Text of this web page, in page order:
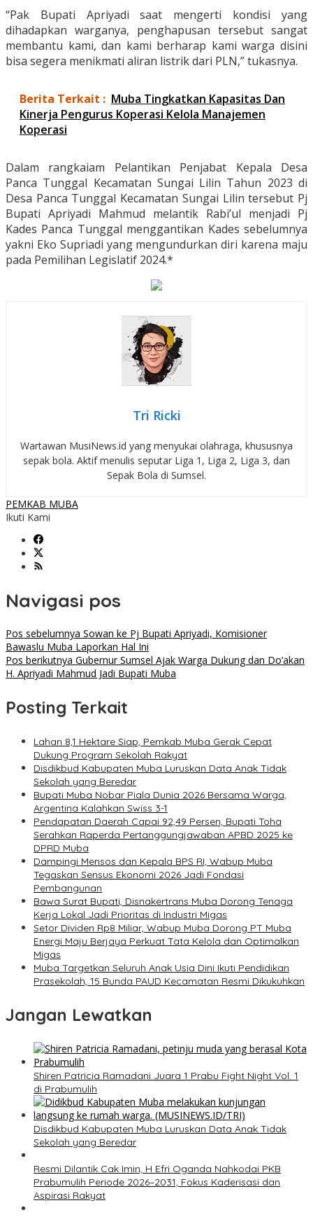
“Pak Bupati Apriyadi saat mengerti kondisi yang
dihadapkan warganya, penghapusan tersebut sangat
membantu kami, dan kami berharap kami warga disini
bisa segera menikmati aliran listrik dari PLN,” tukasnya.
Berita Terkait : Muba Tingkatkan Kapasitas Dan
Kinerja Pengurus Koperasi Kelola Manajemen
Koperasi
Dalam rangkaiam Pelantikan Penjabat Kepala Desa
Panca Tunggal Kecamatan Sungai Lilin Tahun 2023 di
Desa Panca Tunggal Kecamatan Sungai Lilin tersebut Pj
Bupati Apriyadi Mahmud melantik Rabi’ul menjadi Pj
Kades Panca Tunggal menggantikan Kades sebelumnya
yakni Eko Supriadi yang mengundurkan diri karena maju
pada Pemilihan Legislatif 2024.*
Tri Ricki
Wartawan MusiNews.id yang menyukai olahraga, khususnya
sepak bola. Aktif menulis seputar Liga 1, Liga 2, Liga 3, dan
Sepak Bola di Sumsel.
PEMKAB MUBA
Ikuti Kami
Navigasi pos
Pos sebelumnya Sowan ke Pj Bupati Apriyadi, Komisioner
Bawaslu Muba Laporkan Hal Ini
Pos berikutnya Gubernur Sumsel Ajak Warga Dukung dan Do’akan
H. Apriyadi Mahmud Jadi Bupati Muba
Posting Terkait
Lahan 8,1 Hektare Siap, Pemkab Muba Gerak Cepat
Dukung Program Sekolah Rakyat
Disdikbud Kabupaten Muba Luruskan Data Anak Tidak
Sekolah yang Beredar
Bupati Muba Nobar Piala Dunia 2026 Bersama Warga,
Argentina Kalahkan Swiss 3-1
Pendapatan Daerah Capai 92,49 Persen, Bupati Toha
Serahkan Raperda Pertanggungjawaban APBD 2025 ke
DPRD Muba
Dampingi Mensos dan Kepala BPS RI, Wabup Muba
Tegaskan Sensus Ekonomi 2026 Jadi Fondasi
Pembangunan
Bawa Surat Bupati, Disnakertrans Muba Dorong Tenaga
Kerja Lokal Jadi Prioritas di Industri Migas
Setor Dividen Rp8 Miliar, Wabup Muba Dorong PT Muba
Energi Maju Berjaya Perkuat Tata Kelola dan Optimalkan
Migas
Muba Targetkan Seluruh Anak Usia Dini Ikuti Pendidikan
Prasekolah, 15 Bunda PAUD Kecamatan Resmi Dikukuhkan
Jangan Lewatkan
Shiren Patricia Ramadani Juara 1 Prabu Fight Night Vol. 1
di Prabumulih
Disdikbud Kabupaten Muba Luruskan Data Anak Tidak
Sekolah yang Beredar
Resmi Dilantik Cak Imin, H Efri Oganda Nahkodai PKB
Prabumulih Periode 2026–2031, Fokus Kaderisasi dan
Aspirasi Rakyat